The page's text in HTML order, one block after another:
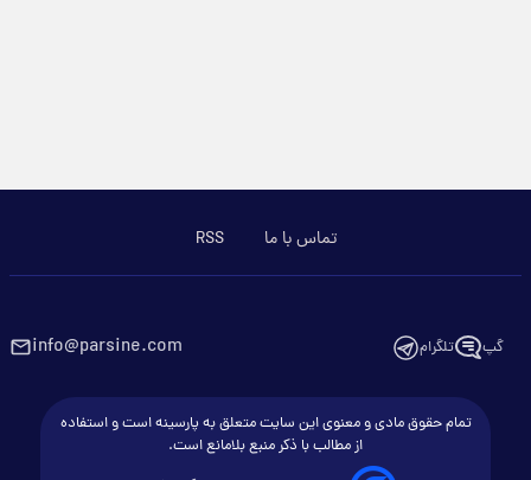
تماس با ما RSS
گپ تلگرام info@parsine.com
تمام حقوق مادی و معنوی این سایت متعلق به پارسینه است و استفاده
از مطالب با ذکر منبع بلامانع است.